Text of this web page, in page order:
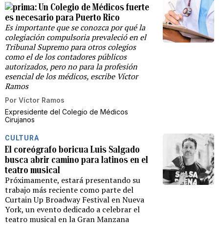
Un Colegio de Médicos fuerte
es necesario para Puerto Rico
Es importante que se conozca por qué la
colegiación compulsoria prevaleció en el
Tribunal Supremo para otros colegios
como el de los contadores públicos
autorizados, pero no para la profesión
esencial de los médicos, escribe Víctor
Ramos
Por Víctor Ramos
Expresidente del Colegio de Médicos
Cirujanos
CULTURA
El coreógrafo boricua Luis Salgado
busca abrir camino para latinos en el
teatro musical
Próximamente, estará presentando su
trabajo más reciente como parte del
Curtain Up Broadway Festival en Nueva
York, un evento dedicado a celebrar el
teatro musical en la Gran Manzana